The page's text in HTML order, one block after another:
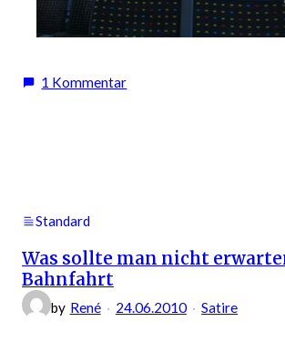
1 Kommentarzu
von
Standard
Was sollte man nicht
Bahnfahrt
by René 24.06.2010 Satire